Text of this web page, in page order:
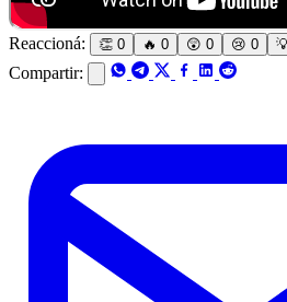
Reaccioná: 👏 0 🔥 0 😲 0 😢 0
Compartir: